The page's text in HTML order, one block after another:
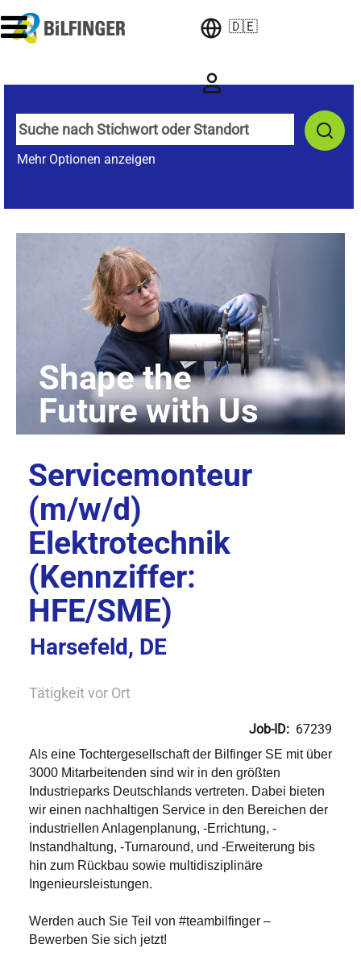
🇩🇪
Mehr Optionen anzeigen
Servicemonteur
(m/w/d)
Elektrotechnik
(Kennziffer:
HFE/SME)
Harsefeld, DE
Tätigkeit vor Ort
Job-ID: 67239
Als eine Tochtergesellschaft der Bilfinger SE mit über
3000 Mitarbeitenden sind wir in den größten
Industrieparks Deutschlands vertreten. Dabei bieten
wir einen nachhaltigen Service in den Bereichen der
industriellen Anlagenplanung, -Errichtung, -
Instandhaltung, -Turnaround, und -Erweiterung bis
hin zum Rückbau sowie multidisziplinäre
Ingenieursleistungen.
Werden auch Sie Teil von #teambilfinger –
Bewerben Sie sich jetzt!